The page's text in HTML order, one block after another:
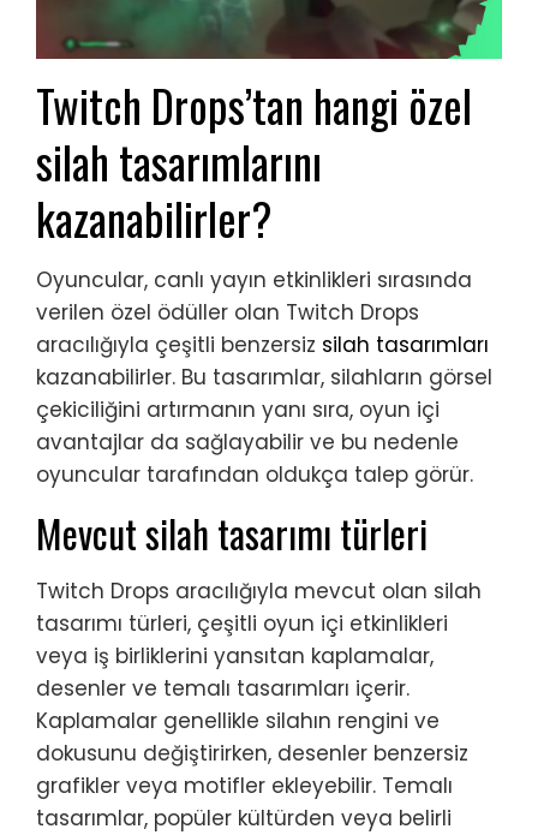
Twitch Drops’tan hangi özel
silah tasarımlarını
kazanabilirler?
Oyuncular, canlı yayın etkinlikleri sırasında
verilen özel ödüller olan Twitch Drops
aracılığıyla çeşitli benzersiz silah tasarımları
kazanabilirler. Bu tasarımlar, silahların görsel
çekiciliğini artırmanın yanı sıra, oyun içi
avantajlar da sağlayabilir ve bu nedenle
oyuncular tarafından oldukça talep görür.
Mevcut silah tasarımı türleri
Twitch Drops aracılığıyla mevcut olan silah
tasarımı türleri, çeşitli oyun içi etkinlikleri
veya iş birliklerini yansıtan kaplamalar,
desenler ve temalı tasarımları içerir.
Kaplamalar genellikle silahın rengini ve
dokusunu değiştirirken, desenler benzersiz
grafikler veya motifler ekleyebilir. Temalı
tasarımlar, popüler kültürden veya belirli